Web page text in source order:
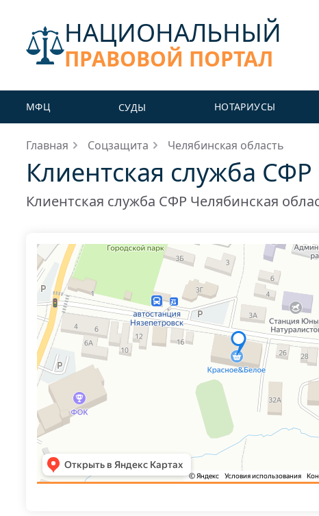
НАЦИОНАЛЬНЫЙ
ПРАВОВОЙ ПОРТАЛ
МФЦ СУДЫ НОТАРИУСЫ
Главная Соцзащита Челябинская область
Клиентская служба
Клиентская служба СФР Челябинская